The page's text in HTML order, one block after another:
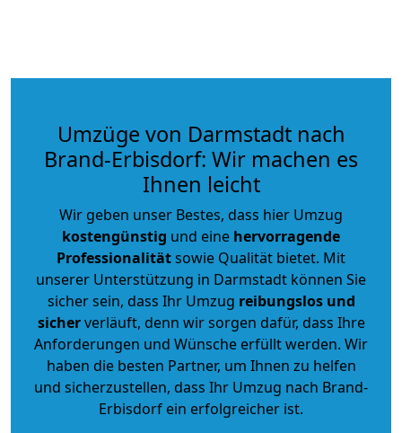
Umzüge von Darmstadt nach
Brand-Erbisdorf: Wir machen es
Ihnen leicht
Wir geben unser Bestes, dass hier Umzug
kostengünstig und eine hervorragende
Professionalitätsowie Qualität bietet. Mit
unserer Unterstützung in Darmstadt können Sie
sicher sein, dass Ihr Umzug reibungslos und
sicherverläuft, denn wir sorgen dafür, dass Ihre
Anforderungen und Wünsche erfüllt werden. Wir
haben die besten Partner, um Ihnen zu helfen
und sicherzustellen, dass Ihr Umzug nach Brand-
Erbisdorf ein erfolgreicher ist.